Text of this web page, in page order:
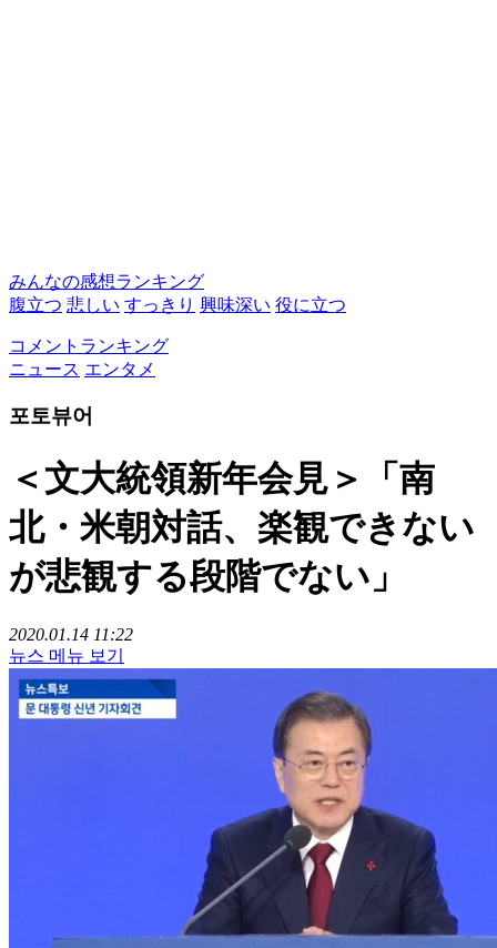
みんなの感想ランキング
腹立つ 悲しい すっきり 興味深い 役に立つ
コメントランキング
ニュース エンタメ
포토뷰어
＜文大統領新年会見＞「南
北・米朝対話、楽観できない
が悲観する段階でない」
2020.01.14 11:22
뉴스 메뉴 보기